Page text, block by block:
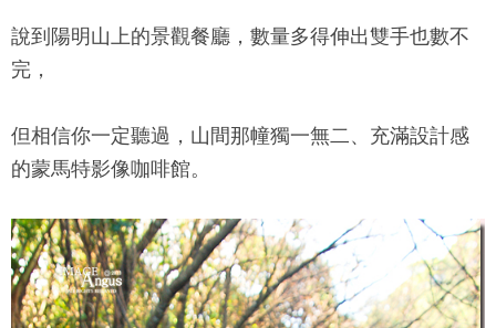
說到陽明山上的景觀餐廳，數量多得伸出雙手也數不
完，
但相信你一定聽過，山間那幢獨一無二、充滿設計感
的蒙馬特影像咖啡館。